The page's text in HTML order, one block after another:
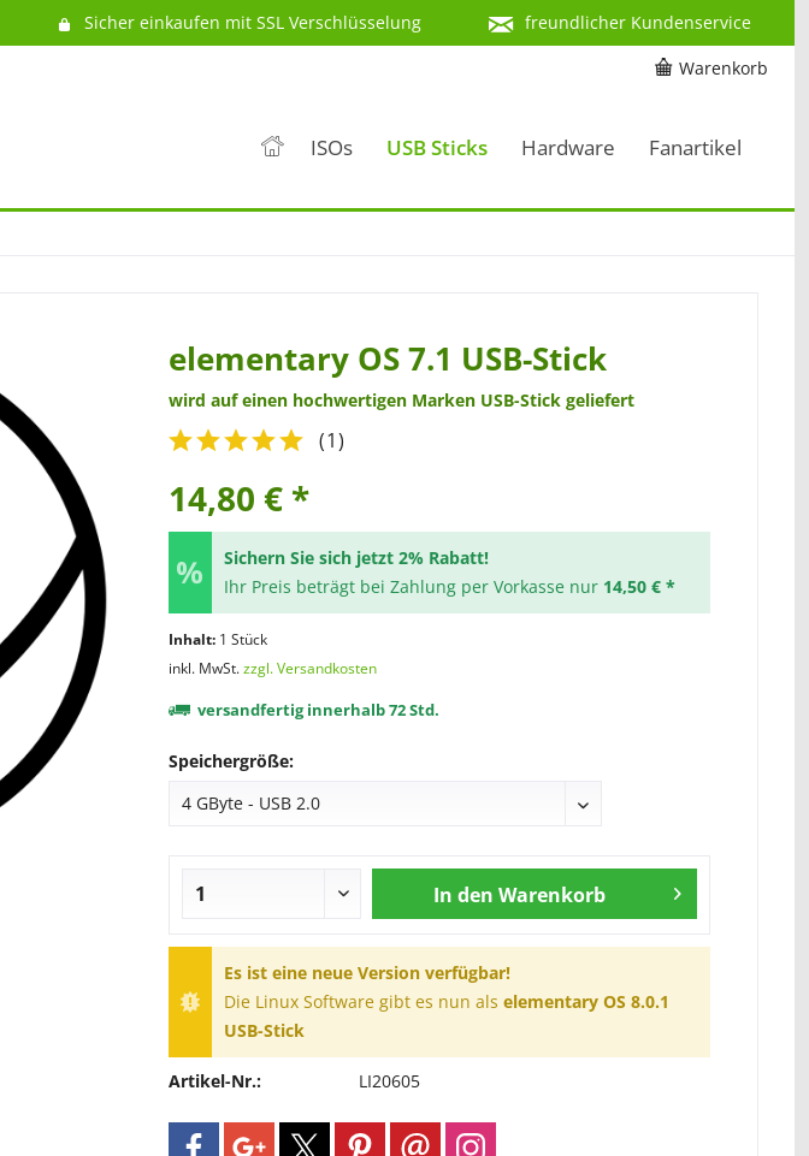
Sicher einkaufen mit SSL Verschlüsselung
freundlicher Kundenservice
Warenkorb
ISOs USB Sticks Hardware Fanartikel
elementary OS 7.1 USB-Stick
wird auf einen hochwertigen Marken USB-Stick geliefert
(1)
14,80 € *
Sichern Sie sich jetzt 2% Rabatt!
Ihr Preis beträgt bei Zahlung per Vorkasse nur 14,50 € *
Inhalt: 1 Stück
inkl. MwSt.zzgl. Versandkosten
versandfertig innerhalb 72 Std.
Speichergröße:
In den Warenkorb
Es ist eine neue Version verfügbar!
Die Linux Software gibt es nun als elementary OS 8.0.1
USB-Stick
Artikel-Nr.: LI20605